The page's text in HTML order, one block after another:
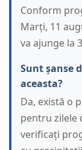
Conform
Marți, 11
va ajunge la
Sunt șanse
aceasta?
Da, există o
pentru zilele
verificați